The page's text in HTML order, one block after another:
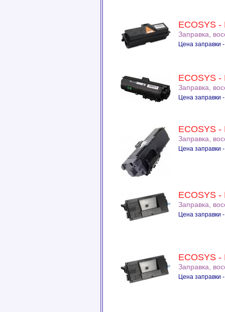
ECOSYS -
Заправка,
Цена заправки
ECOSYS -
Заправка,
Цена заправки
ECOSYS -
Заправка,
Цена заправки
ECOSYS -
Заправка,
Цена заправки
ECOSYS -
Заправка,
Цена заправки